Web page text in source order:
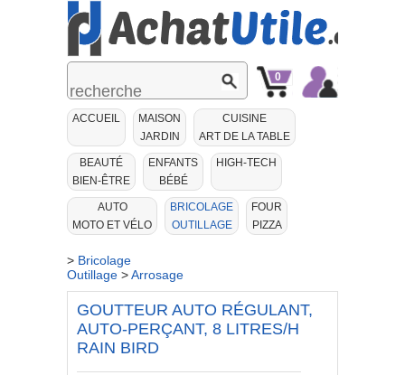
0
Mon
Panier
ACCUEIL
MAISON
JARDIN
CUISINE
ART DE LA TABLE
BEAUTÉ
BIEN-ÊTRE
ENFANTS
BÉBÉ
HIGH-TECH
AUTO
MOTO ET VÉLO
BRICOLAGE
OUTILLAGE
FOUR
PIZZA
> Bricolage
Outillage >Arrosage
GOUTTEUR AUTO RÉGULANT,
AUTO-PERÇANT, 8 LITRES/H
RAIN BIRD